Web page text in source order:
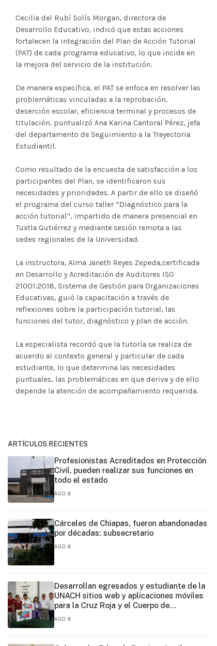
Cecilia del Rubí Solís Morgan, directora de
Desarrollo Educativo, indicó que estas acciones
fortalecen la integración del Plan de Acción Tutorial
(PAT) de cada programa educativo, lo que incide en
la mejora del servicio de la institución.
De manera específica, el PAT se enfoca en resolver las
problemáticas vinculadas a la reprobación,
deserción escolar, eficiencia terminal y procesos de
titulación, puntualizó Ana Karina Cantoral Pérez, jefa
del departamento de Seguimiento a la Trayectoria
Estudiantil.
Como resultado de la encuesta de satisfacción a los
participantes del Plan, se identificaron sus
necesidades y prioridades. A partir de ello se diseñó
el programa del curso taller “Diagnóstico para la
acción tutorial”, impartido de manera presencial en
Tuxtla Gutiérrez y mediante sesión remota a las
sedes regionales de la Universidad.
La instructora, Alma Janeth Reyes Zepeda,certificada
en Desarrollo y Acreditación de Auditores ISO
21001:2018, Sistema de Gestión para Organizaciones
Educativas, guió la capacitación a través de
reflexiones sobre la participación tutorial, las
funciones del tutor, diagnóstico y plan de acción.
La especialista recordó que la tutoría se realiza de
acuerdo al contexto general y particular de cada
estudiante, lo que determina las necesidades
puntuales, las problemáticas en que deriva y de ello
depende la atención de acompañamiento requerida.
ARTÍCULOS RECIENTES
Profesionistas Acreditados en Protección
Civil, pueden realizar sus funciones en
todo el estado
AGO 6
Cárceles de Chiapas, fueron abandonadas
por décadas: subsecretario
AGO 6
Desarrollan egresados y estudiante de la
UNACH sitios web y aplicaciones móviles
para la Cruz Roja y el Cuerpo de
Bomberos de Tapachula
AGO 6